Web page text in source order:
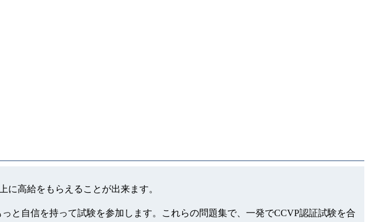
高給をもらえることが出来ます。
と自信を持って試験を参加します。これらの問題集で、一発でCCVP認証試験を合